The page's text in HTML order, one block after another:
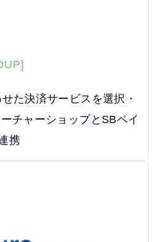
た決済サービスを選択・
チャーショップとSBペイ
携